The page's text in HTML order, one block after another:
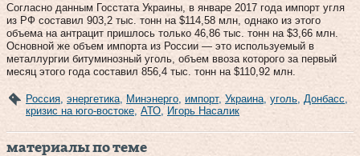
Согласно данным Госстата Украины, в январе 2017 года импорт угля
из РФ составил 903,2 тыс. тонн на $114,58 млн, однако из этого
объема на антрацит пришлось только 46,86 тыс. тонн на $3,66 млн.
Основной же объем импорта из России — это используемый в
металлургии битуминозный уголь, объем ввоза которого за первый
месяц этого года составил 856,4 тыс. тонн на $110,92 млн.
Россия энергетика Минэнерго импорт, Украина уголь Донбасс
кризис на юго-востоке АТО Игорь Насалик
материалы по теме